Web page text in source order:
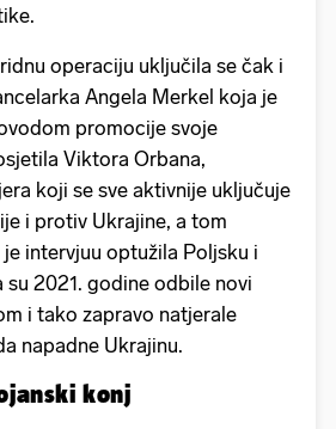
operaciju uključila se čak i
Angela Merkel koja je
promocije svoje
Viktora Orbana,
koji se sve aktivnije uključuje
i protiv Ukrajine, a tom
intervjuu optužila Poljsku i
su 2021. godine odbile novi
i tako zapravo natjerale
napadne Ukrajinu.
konj